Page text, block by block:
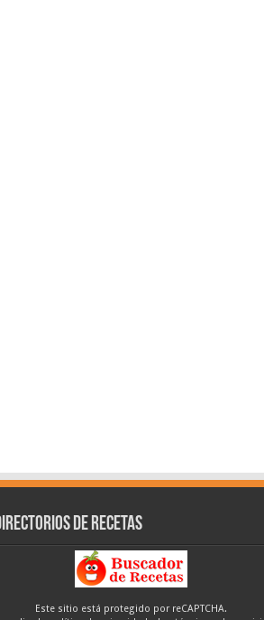
de recetas
Este sitio está protegido por reCAPTCHA.